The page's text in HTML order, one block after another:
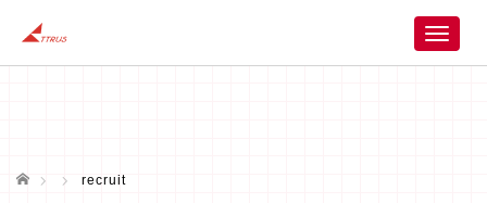
T
ホーム recruit